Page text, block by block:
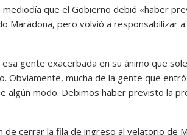
que el Gobierno debió «haber
Maradona, pero volvió a responsabilizar a
gente exacerbada en su ánimo que
Obviamente, mucha de la gente que
algún modo. Debimos haber previsto la
de cerrar la fila de ingreso al velatorio de